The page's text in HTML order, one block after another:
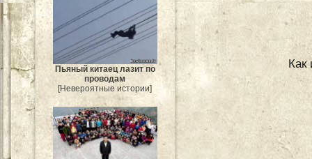
Пьяный китаец лазит по
проводам
[Невероятные истории]
Как